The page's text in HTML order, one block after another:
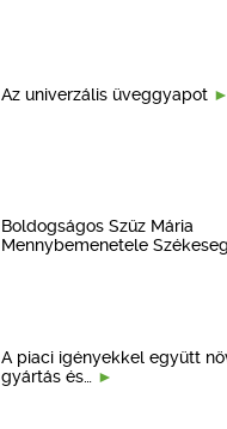
Az univerzális üveggyapot
Boldogságos Szűz Mária
Mennybemenetele
A piaci igényekkel együtt
gyártás és…